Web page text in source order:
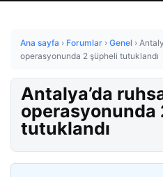
Ana sayfa › Forumlar › Genel ›
operasyonunda 2 şüpheli tutuklandı
Antalya’da
operasyonunda
tutuklandı